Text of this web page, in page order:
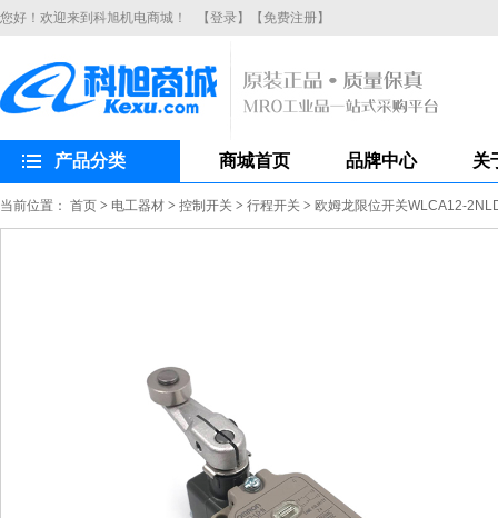
您好！欢迎来到科旭机电商城！ 【登录】 【免费注册】
产品分类 商城首页 品牌中心 关
当前位置： 首页 > 电工器材 > 控制开关 > 行程开关 > 欧姆龙限位开关WLCA12-